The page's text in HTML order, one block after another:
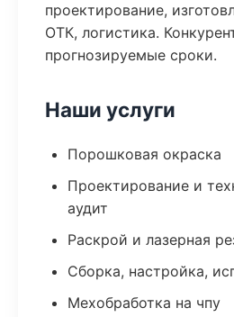
проектирование,
ОТК, логистика.
прогнозируемые сроки.
Наши услуги
Порошковая окраска
Проектирование и
аудит
Раскрой и лазерная
Сборка, настройка,
Мехобработка на чпу